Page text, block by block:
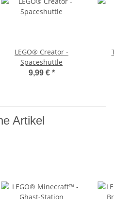
LEGO® Creator -
Spaceshuttle
9,99 € *
Artikel